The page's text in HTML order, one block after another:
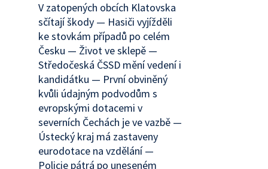
V zatopených obcích Klatovska
sčítají škody — Hasiči vyjížděli
ke stovkám případů po celém
Česku — Život ve sklepě —
Středočeská ČSSD mění vedení i
kandidátku — První obviněný
kvůli údajným podvodům s
evropskými dotacemi v
severních Čechách je ve vazbě —
Ústecký kraj má zastaveny
eurodotace na vzdělání —
Policie pátrá po uneseném